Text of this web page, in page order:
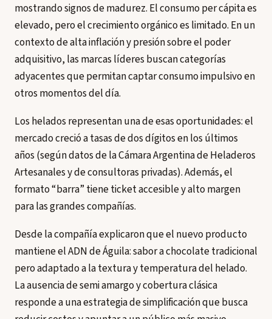
mostrando signos de madurez. El consumo per cápita es
elevado, pero el crecimiento orgánico es limitado. En un
contexto de alta inflación y presión sobre el poder
adquisitivo, las marcas líderes buscan categorías
adyacentes que permitan captar consumo impulsivo en
otros momentos del día.
Los helados representan una de esas oportunidades: el
mercado creció a tasas de dos dígitos en los últimos
años (según datos de la Cámara Argentina de Heladeros
Artesanales y de consultoras privadas). Además, el
formato “barra” tiene ticket accesible y alto margen
para las grandes compañías.
Desde la compañía explicaron que el nuevo producto
mantiene el ADN de Águila: sabor a chocolate tradicional
pero adaptado a la textura y temperatura del helado.
La ausencia de semi amargo y cobertura clásica
responde a una estrategia de simplificación que busca